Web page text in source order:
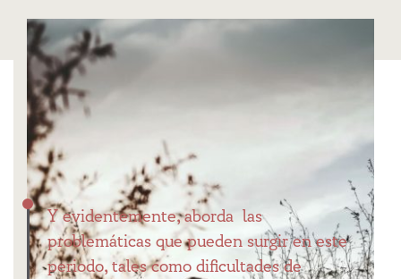
Y evidentemente, aborda las
problemáticas que pueden surgir en este
periodo, tales como dificultades de